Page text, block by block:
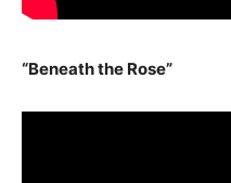
“Beneath the Rose”